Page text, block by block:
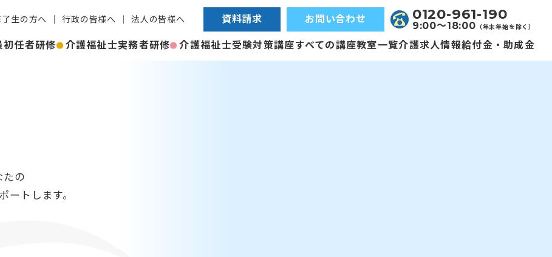
生の方へ 行政の皆様へ 法人の皆様へ 資料請求 お問い合わせ 0120-961-190
9:00〜18:00 （年末年始を除く）
初任者研修 介護福祉士実務者研修 介護福祉士受験対策講座すべての講座教室一覧介護求人情報給付金・助成金
たの
トします。